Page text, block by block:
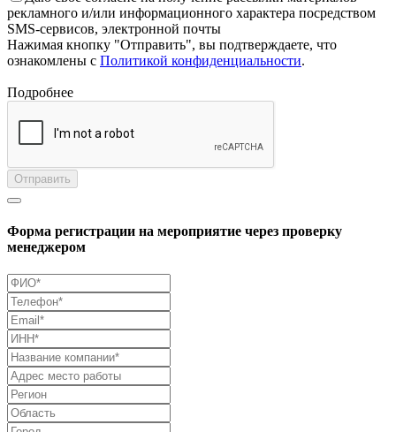
рекламного и/или информационного характера посредством
SMS-сервисов, электронной почты
Нажимая кнопку "Отправить", вы подтверждаете, что
ознакомлены с Политикой конфиденциальности.
Подробнее
Отправить
Форма регистрации на мероприятие через проверку
менеджером